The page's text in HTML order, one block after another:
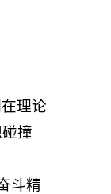
理论
撞
斗精